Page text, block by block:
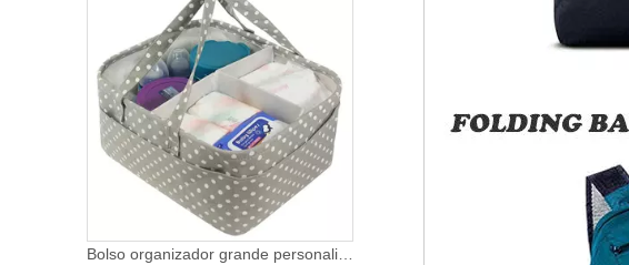
Bolso organizador grande personalizado para pañales de 14, 15 y 17 pulgadas, para niño o niña, organizador plegable para guardería